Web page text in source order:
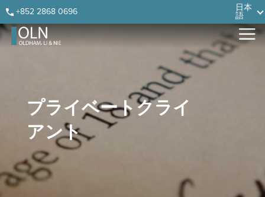
Skip
to
primary
Skip
to
main
Skip
to
primary
Skip
to
footer
+852 2868 0696
日本
語
プライベートクライ
アント